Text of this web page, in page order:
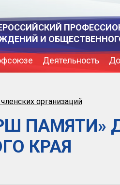
И
Деятельность
организаций
ПАМЯТИ»
КРАЯ